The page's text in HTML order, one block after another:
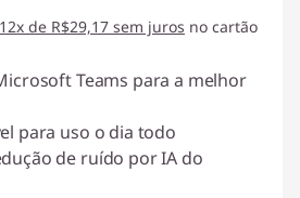
:-R$92,00
12x de R$29,17 sem juros no cartão
Teams para a melhor
para uso o dia todo
de ruído por IA do